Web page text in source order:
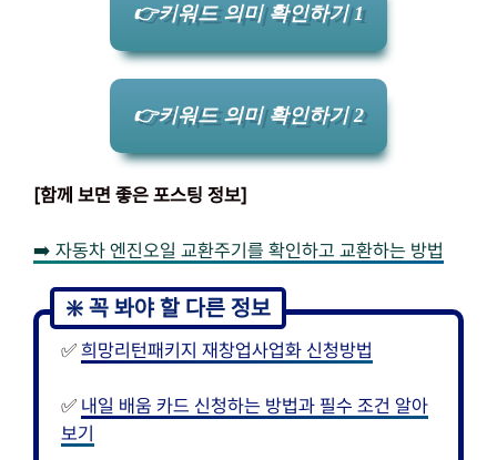
👉키워드 의미 확인하기 1
👉키워드 의미 확인하기 2
[함께 보면 좋은 포스팅 정보]
➡️ 자동차 엔진오일 교환주기를 확인하고 교환하는 방법
✅ 희망리턴패키지 재창업사업화 신청방법
✅ 내일 배움 카드 신청하는 방법과 필수 조건 알아
보기